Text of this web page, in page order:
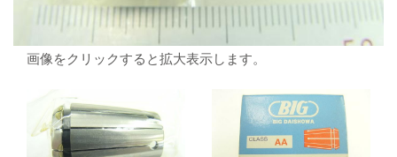
画像をクリックすると拡大表示します。